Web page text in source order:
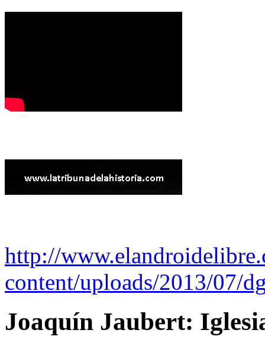
http://
content/uploads/2013/07/
Joaquín Jaubert: